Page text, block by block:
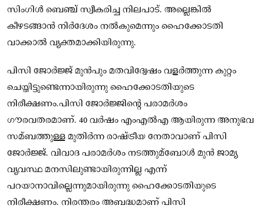
സിംഗിൾ ബെഞ്ച് സ്വീകരിച്ച നിലപാട്. അല്ലെങ്കിൽ
കീഴടങ്ങാൻ നിർദേശം നൽകുമെന്നും ഹൈക്കോടതി
വാക്കാൽ വ്യക്തമാക്കിയിരുന്നു.
പിസി ജോർജ്ജ് മുൻപും മതവിദ്വേഷം വളർത്തുന്ന കുറ്റം
ചെയ്തിട്ടുണ്ടെന്നായിരുന്നു ഹൈക്കോടതിയുടെ
നിരീക്ഷണം.പിസി ജോർജ്ജിന്റെ പരാമർശം
ഗൗരവതരമാണ്. 40 വർഷം എംഎൽഎ ആയിരുന്ന അനുഭവ
സമ്ബത്തുള്ള മുതിർന്ന രാഷ്ട്രീയ നേതാവാണ് പിസി
ജോർജ്ജ്. വിവാദ പരാമർശം നടത്തുമ്ബോൾ മുൻ ജാമ്യ
വ്യവസ്ഥ മനസിലുണ്ടായിരുന്നില്ല എന്ന്
പറയാനാവില്ലെന്നുമായിരുന്നു ഹൈക്കോടതിയുടെ
നിരീക്ഷണം. നിരന്തരം അബദ്ധമാണ് പിസി